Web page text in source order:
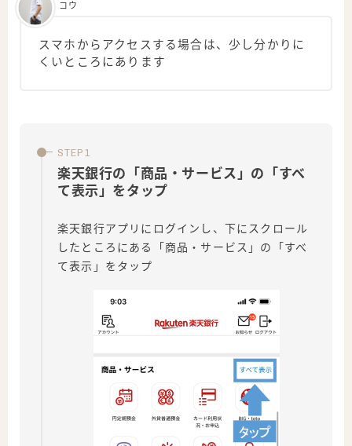
スマホからアクセスする場合は、少し分かりに
くいところにあります
コウ
楽天銀行の「商品・サービス」の「すべ
て表示」をタップ
楽天銀行アプリにログインし、下にスクロール
したところにある「商品・サービス」の「すべ
て表示」をタップ